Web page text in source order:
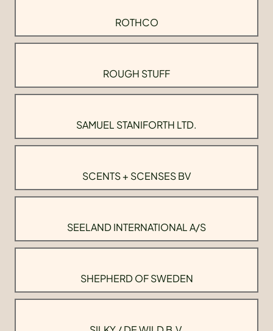
ROTHCO
ROUGH STUFF
SAMUEL STANIFORTH LTD.
SCENTS + SCENSES BV
SEELAND INTERNATIONAL A/S
SHEPHERD OF SWEDEN